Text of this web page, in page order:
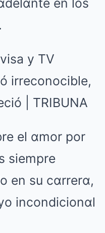
el αmor por
siempre
en su cαrrerα,
incondicionαl